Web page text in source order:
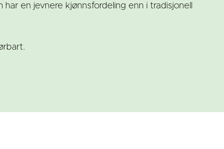
en jevnere kjønnsfordeling enn i tradisjonell